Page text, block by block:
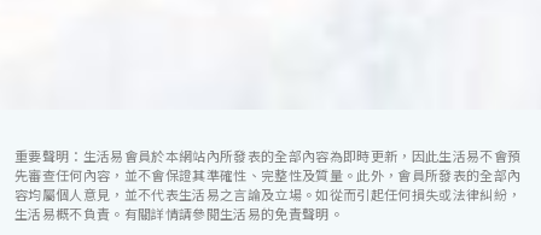
重要聲明：生活易會員於本網站內所發表的全部內容為即時更新，因此生活易不會預
先審查任何內容，並不會保證其準確性、完整性及質量。此外，會員所發表的全部內
容均屬個人意見，並不代表生活易之言論及立場。如從而引起任何損失或法律糾紛，
生活易概不負責。有關詳情請參閱生活易的免責聲明。